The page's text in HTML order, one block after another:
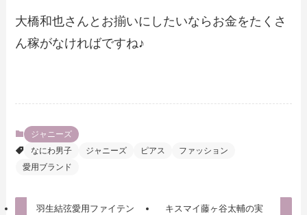
大橋和也さんとお揃いにしたいならお金をたくさ
ん稼がなければですね♪
ジャニーズ
なにわ男子
ジャニーズ ピアス
ファッション
愛用ブランド
羽生結弦愛用ファイテン
キスマイ藤ヶ谷太輔の実